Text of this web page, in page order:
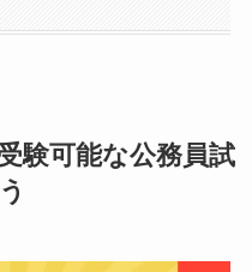
験可能な公務員試